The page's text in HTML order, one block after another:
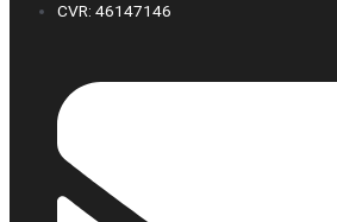
CVR: 46147146